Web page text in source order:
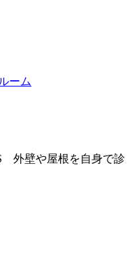
ーム
外壁や屋根を自身で診